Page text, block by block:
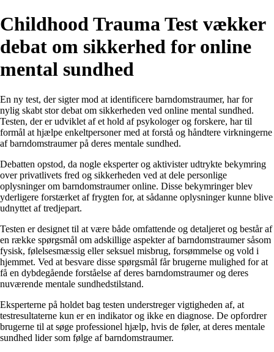
Childhood Trauma Test vækker
debat om sikkerhed for online
mental sundhed
En ny test, der sigter mod at identificere barndomstraumer, har for
nylig skabt stor debat om sikkerheden ved online mental sundhed.
Testen, der er udviklet af et hold af psykologer og forskere, har til
formål at hjælpe enkeltpersoner med at forstå og håndtere virkningerne
af barndomstraumer på deres mentale sundhed.
Debatten opstod, da nogle eksperter og aktivister udtrykte bekymring
over privatlivets fred og sikkerheden ved at dele personlige
oplysninger om barndomstraumer online. Disse bekymringer blev
yderligere forstærket af frygten for, at sådanne oplysninger kunne blive
udnyttet af tredjepart.
Testen er designet til at være både omfattende og detaljeret og består af
en række spørgsmål om adskillige aspekter af barndomstraumer såsom
fysisk, følelsesmæssig eller seksuel misbrug, forsømmelse og vold i
hjemmet. Ved at besvare disse spørgsmål får brugerne mulighed for at
få en dybdegående forståelse af deres barndomstraumer og deres
nuværende mentale sundhedstilstand.
Eksperterne på holdet bag testen understreger vigtigheden af, at
testresultaterne kun er en indikator og ikke en diagnose. De opfordrer
brugerne til at søge professionel hjælp, hvis de føler, at deres mentale
sundhed lider som følge af barndomstraumer.